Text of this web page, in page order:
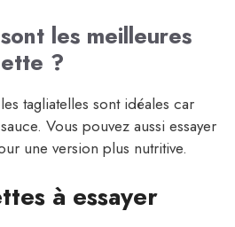
les meilleures
?
tagliatelles sont idéales car
Vous pouvez aussi essayer
une version plus nutritive.
à essayer